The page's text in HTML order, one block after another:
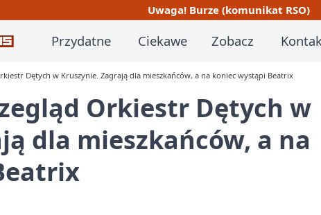
Uwaga! Burze (komunikat RSO)
Przydatne Ciekawe Zobacz
Dętych w Kruszynie. Zagrają dla mieszkańców, a na koniec wystąpi Beatrix
Orkiestr Dętych w
dla mieszkańców, a na